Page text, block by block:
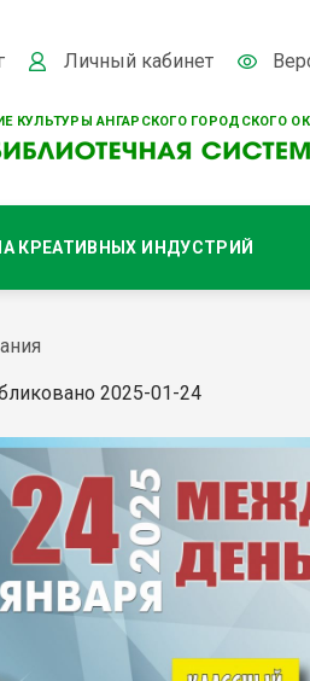
АНГАРСКОГО ГОРОДСКОГО
Личный кабинет
КРЕАТИВНЫХ ИНДУСТРИЙ
2025-01-24